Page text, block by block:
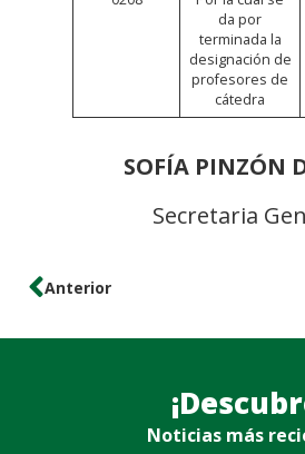
da por
terminada la
designación de
profesores de
cátedra
SOFÍA PINZÓN
Secretaria
Anterior
Noticias más